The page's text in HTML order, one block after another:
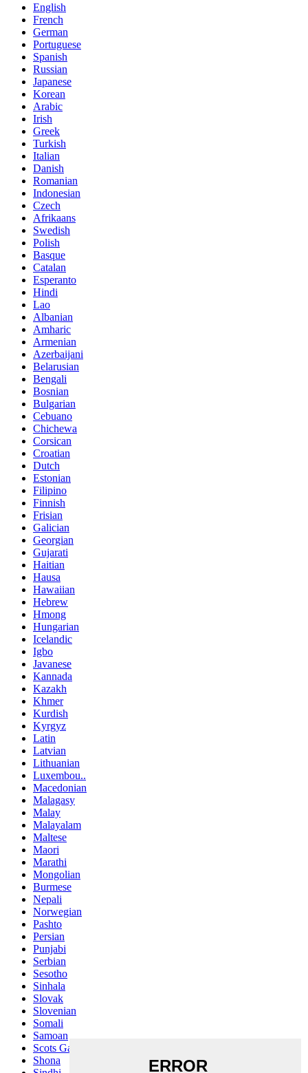
English
French
German
Portuguese
Spanish
Russian
Japanese
Korean
Arabic
Irish
Greek
Turkish
Italian
Danish
Romanian
Indonesian
Czech
Afrikaans
Swedish
Polish
Basque
Catalan
Esperanto
Hindi
Lao
Albanian
Amharic
Armenian
Azerbaijani
Belarusian
Bengali
Bosnian
Bulgarian
Cebuano
Chichewa
Corsican
Croatian
Dutch
Estonian
Filipino
Finnish
Frisian
Galician
Georgian
Gujarati
Haitian
Hausa
Hawaiian
Hebrew
Hmong
Hungarian
Icelandic
Igbo
Javanese
Kannada
Kazakh
Khmer
Kurdish
Kyrgyz
Latin
Latvian
Lithuanian
Luxembou..
Macedonian
Malagasy
Malay
Malayalam
Maltese
Maori
Marathi
Mongolian
Burmese
Nepali
Norwegian
Pashto
Persian
Punjabi
Serbian
Sesotho
Sinhala
Slovak
Slovenian
Somali
Samoan
Scots Gaelic
Shona